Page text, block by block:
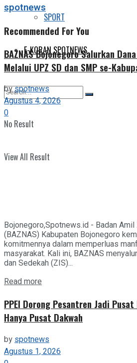
SPORT
E-KORAN SPOTNEWS
No Result
View All Result
spotnews
Recommended For You
BAZNAS Bojonegoro Salurkan
Melalui UPZ SD dan SMP se-
byspotnews
Agustus 4, 2026
0
Bojonegoro,Spotnews.id - Badan Amil
(BAZNAS) Kabupaten Bojonegoro
komitmennya dalam memperluas
masyarakat. Kali ini, BAZNAS
dan Sedekah (ZIS)...
Read more
PPEI Dorong Pesantren Jadi
Hanya Pusat Dakwah
by spotnews
Agustus 1, 2026